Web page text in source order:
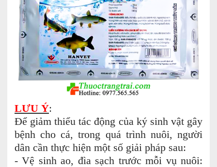
LƯU Ý:
Để giảm thiểu tác động của ký sinh vật gây
bệnh cho cá, trong quá trình nuôi, người
dân cần thực hiện một số giải pháp sau:
- Vệ sinh ao, đìa sạch trước mỗi vụ nuôi: